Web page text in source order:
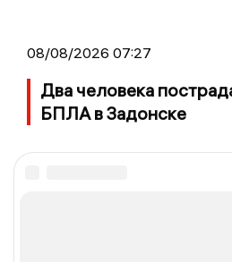
08/08/2026 07:27
Два человека
БПЛА в Задонске